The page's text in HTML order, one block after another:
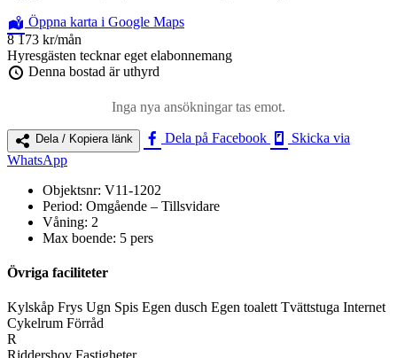
Öppna karta i Google Maps
8 173 kr/mån
Hyresgästen tecknar eget elabonnemang
Denna bostad är uthyrd
Inga nya ansökningar tas emot.
Dela / Kopiera länk Dela på Facebook
Skicka via
WhatsApp
Objektsnr: V11-1202
Period: Omgående – Tillsvidare
Våning: 2
Max boende: 5 pers
Övriga faciliteter
Kylskåp Frys Ugn Spis Egen dusch Egen toalett Tvättstuga Internet
Cykelrum Förråd
R
Riddershov Fastigheter